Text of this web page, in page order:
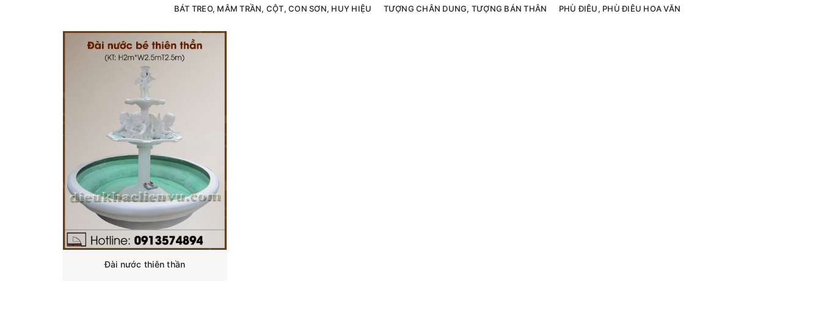
BÁT TREO, MÂM TRẦN, CỘT, CON SƠN, HUY HIỆU
TƯỢNG CHÂN DUNG, TƯỢNG BÁN THÂN PHÙ ĐIÊU, PHÙ ĐIÊU HOA VĂN
Đài nước thiên thần